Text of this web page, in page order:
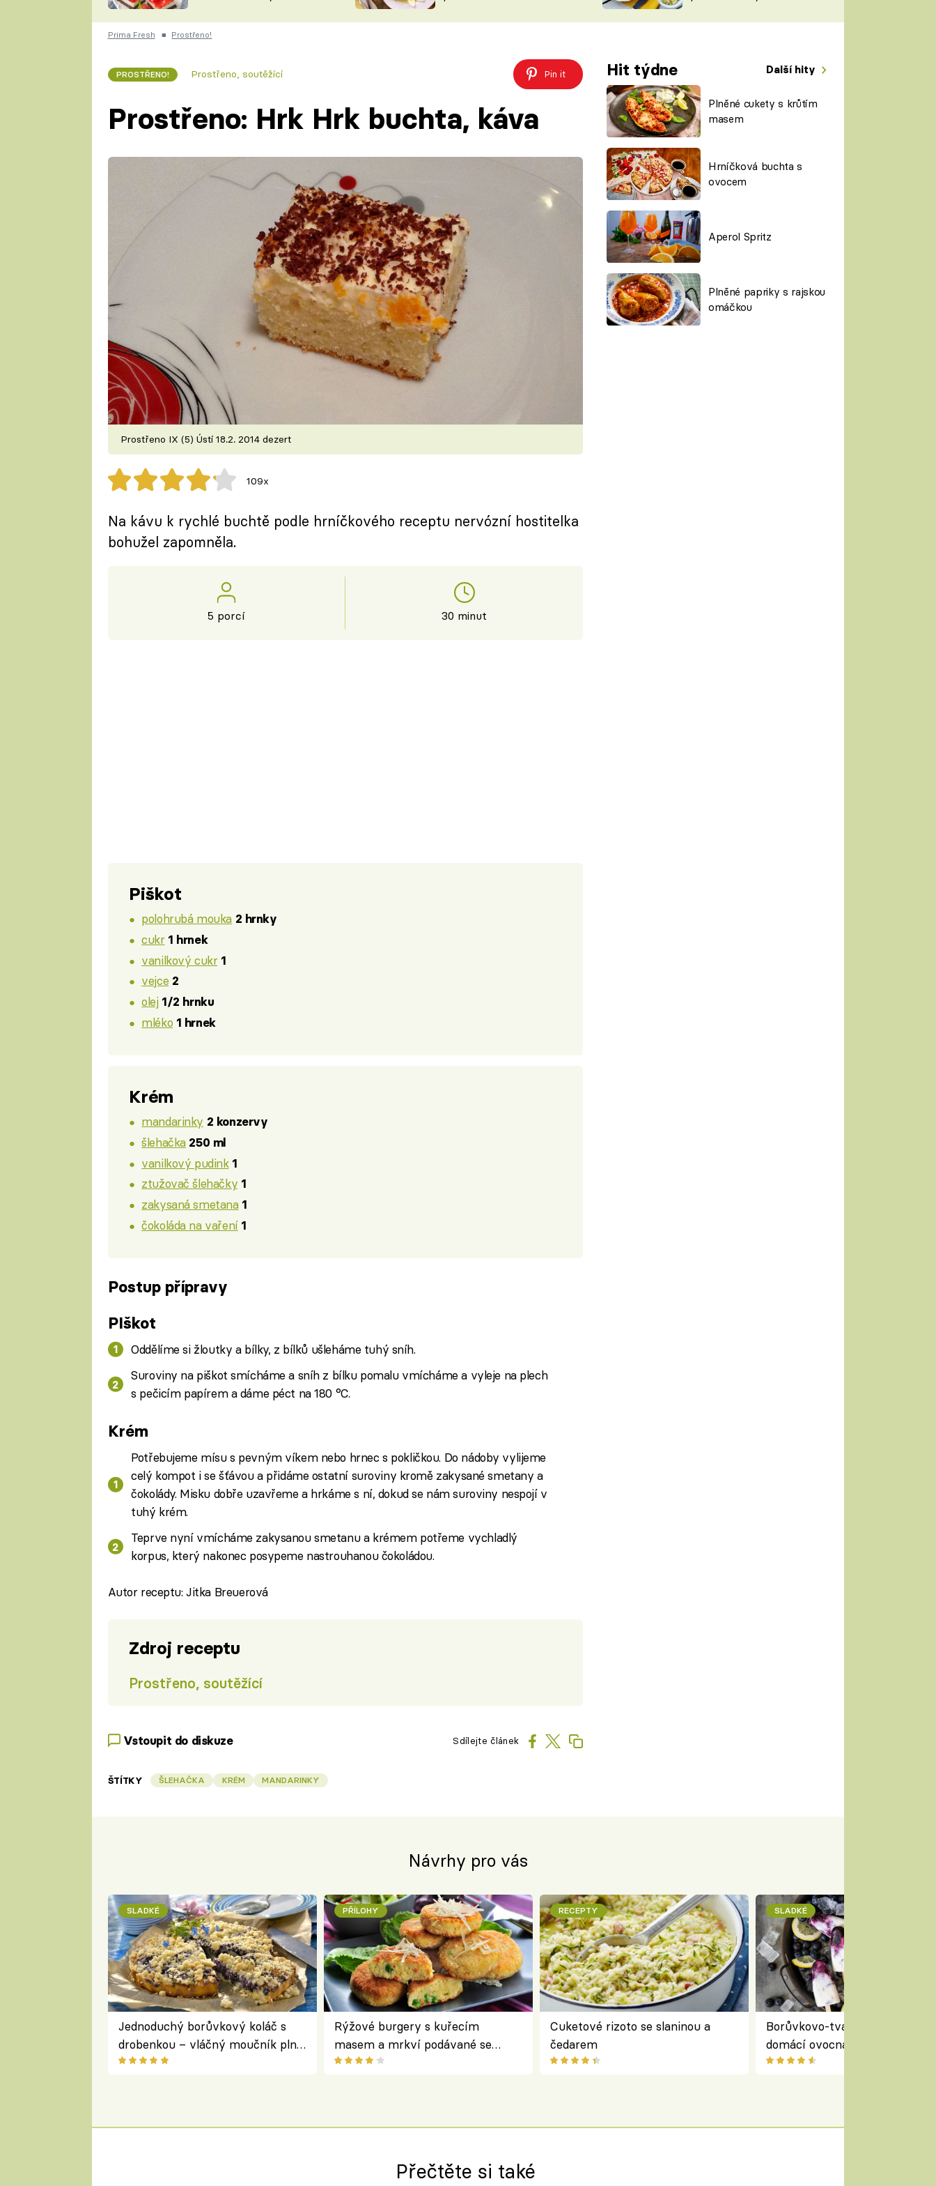
ČESKO NA TALÍŘI
KUCHAŘKA
VYCHYTÁVKY
ŠÉFREDAKTORKY
ČASOPIS
Prima Fresh ■ Prostřeno!
PROSTŘENO! Prostřeno, soutěžící Pin it Hit týdne Další hity
Plněné cukety s krůtím
masem
Hrníčková buchta s
ovocem
Aperol Spritz
Plněné papriky s rajskou
omáčkou
Prostřeno: Hrk Hrk buchta, káva
Prostřeno IX (5) Ústí 18.2. 2014 dezert
109x
Na kávu k rychlé buchtě podle hrníčkového receptu nervózní hostitelka
bohužel zapomněla.
5 porcí 30 minut
Piškot
polohrubá mouka 2 hrnky
cukr 1 hrnek
vanilkový cukr 1
vejce 2
olej 1/2 hrnku
mléko 1 hrnek
Krém
mandarinky 2 konzervy
šlehačka 250 ml
vanilkový pudink 1
ztužovač šlehačky 1
zakysaná smetana 1
čokoláda na vaření 1
Postup přípravy
PIškot
Oddělíme si žloutky a bílky, z bílků ušleháme tuhý sníh.
Suroviny na piškot smícháme a sníh z bílku pomalu vmícháme a vyleje na plech
s pečicím papírem a dáme péct na 180 °C.
Krém
Potřebujeme mísu s pevným víkem nebo hrnec s pokličkou. Do nádoby vylijeme
celý kompot i se šťávou a přidáme ostatní suroviny kromě zakysané smetany a
čokolády. Misku dobře uzavřeme a hrkáme s ní, dokud se nám suroviny nespojí v
tuhý krém.
Teprve nyní vmícháme zakysanou smetanu a krémem potřeme vychladlý
korpus, který nakonec posypeme nastrouhanou čokoládou.
Autor receptu: Jitka Breuerová
Zdroj receptu
Prostřeno, soutěžící
Vstoupit do diskuze Sdílejte článek
ŠTÍTKY ŠLEHAČKA KRÉM MANDARINKY
Návrhy pro vás
SLADKÉ
Jednoduchý borůvkový koláč s
drobenkou – vláčný moučník plný
ovoce
PŘÍLOHY
Rýžové burgery s kuřecím
masem a mrkví podávané se
salátem – lehká a chutná večeře
RECEPTY
Cuketové rizoto se slaninou a
čedarem
SLADKÉ
Borůvkovo-tvarohové nanuky
domácí ovocná zmrzlina na
Přečtěte si také